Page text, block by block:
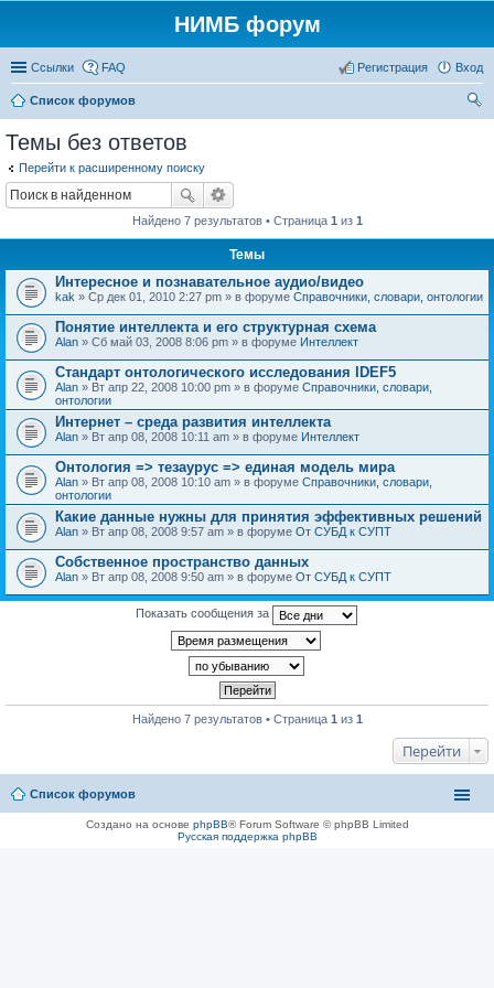
НИМБ форум
Ссылки FAQ Вход
Регистрация
Список форумов
Темы без ответов
Перейти к расширенному поиску
Найдено 7 результатов • Страница 1 из 1
Темы
Интересное и познавательное аудио/видео
kak » Ср дек 01, 2010 2:27 pm » в форуме Справочники, словари, онтологии
Понятие интеллекта и его структурная схема
Alan » Сб май 03, 2008 8:06 pm » в форуме Интеллект
Стандарт онтологического исследования IDEF5
Alan » Вт апр 22, 2008 10:00 pm » в форуме Справочники, словари,
онтологии
Интернет – среда развития интеллекта
Alan » Вт апр 08, 2008 10:11 am » в форуме Интеллект
Онтология => тезаурус => единая модель мира
Alan » Вт апр 08, 2008 10:10 am » в форуме Справочники, словари,
онтологии
Какие данные нужны для принятия эффективных решений
Alan » Вт апр 08, 2008 9:57 am » в форуме От СУБД к СУПТ
Собственное пространство данных
Alan » Вт апр 08, 2008 9:50 am » в форуме От СУБД к СУПТ
Показать сообщения за
Найдено 7 результатов • Страница 1 из 1
Перейти
Список форумов
Создано на основе phpBB® Forum Software © phpBB Limited
Русская поддержка phpBB